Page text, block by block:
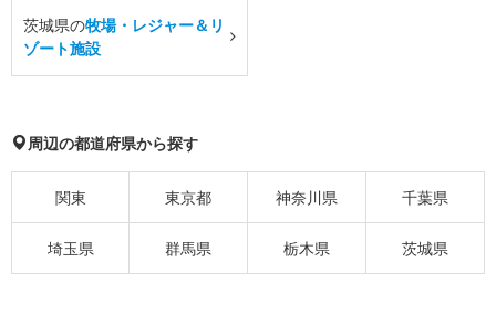
茨城県の牧場・レジャー＆リ
ゾート施設
周辺の都道府県から探す
関東 東京都 神奈川県 千葉県
埼玉県 群馬県 栃木県 茨城県